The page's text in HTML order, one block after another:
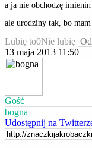
a ja nie obchodzę
ale urodziny tak, bo
Lubię to0Nie lubię
13 maja 2013 11:50
Gość
bogna
Udostępnij na